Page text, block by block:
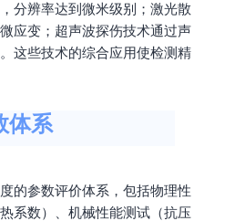
分辨率达到微米级别；激光散
应变；超声波探伤技术通过声
这些技术的综合应用使检测精
体系
的参数评价体系，包括物理性
系数）、机械性能测试（抗压